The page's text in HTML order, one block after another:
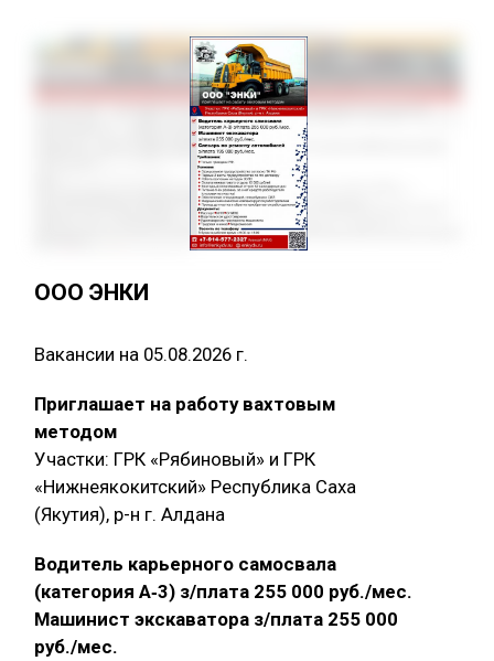
ООО ЭНКИ
Вакансии на 05.08.2026 г.
Приглашает на работу вахтовым
методом
Участки: ГРК «Рябиновый» и ГРК
«Нижнеякокитский» Республика Саха
(Якутия), р-н г. Алдана
Водитель карьерного самосвала
(категория А‑3) з/плата 255 000 руб./мес.
Машинист экскаватора з/плата 255 000
руб./мес.